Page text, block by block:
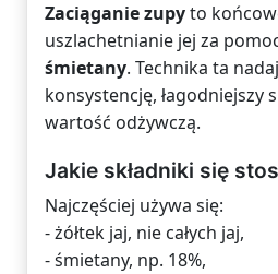
Zaciąganie zupyto
uszlachetnianie jej za
śmietany. Technika ta
konsystencję, łagodniejszy
wartość odżywczą.
Jakie składniki się
Najczęściej używa się:
- żółtek jaj, nie całych jaj,
- śmietany, np. 18%,